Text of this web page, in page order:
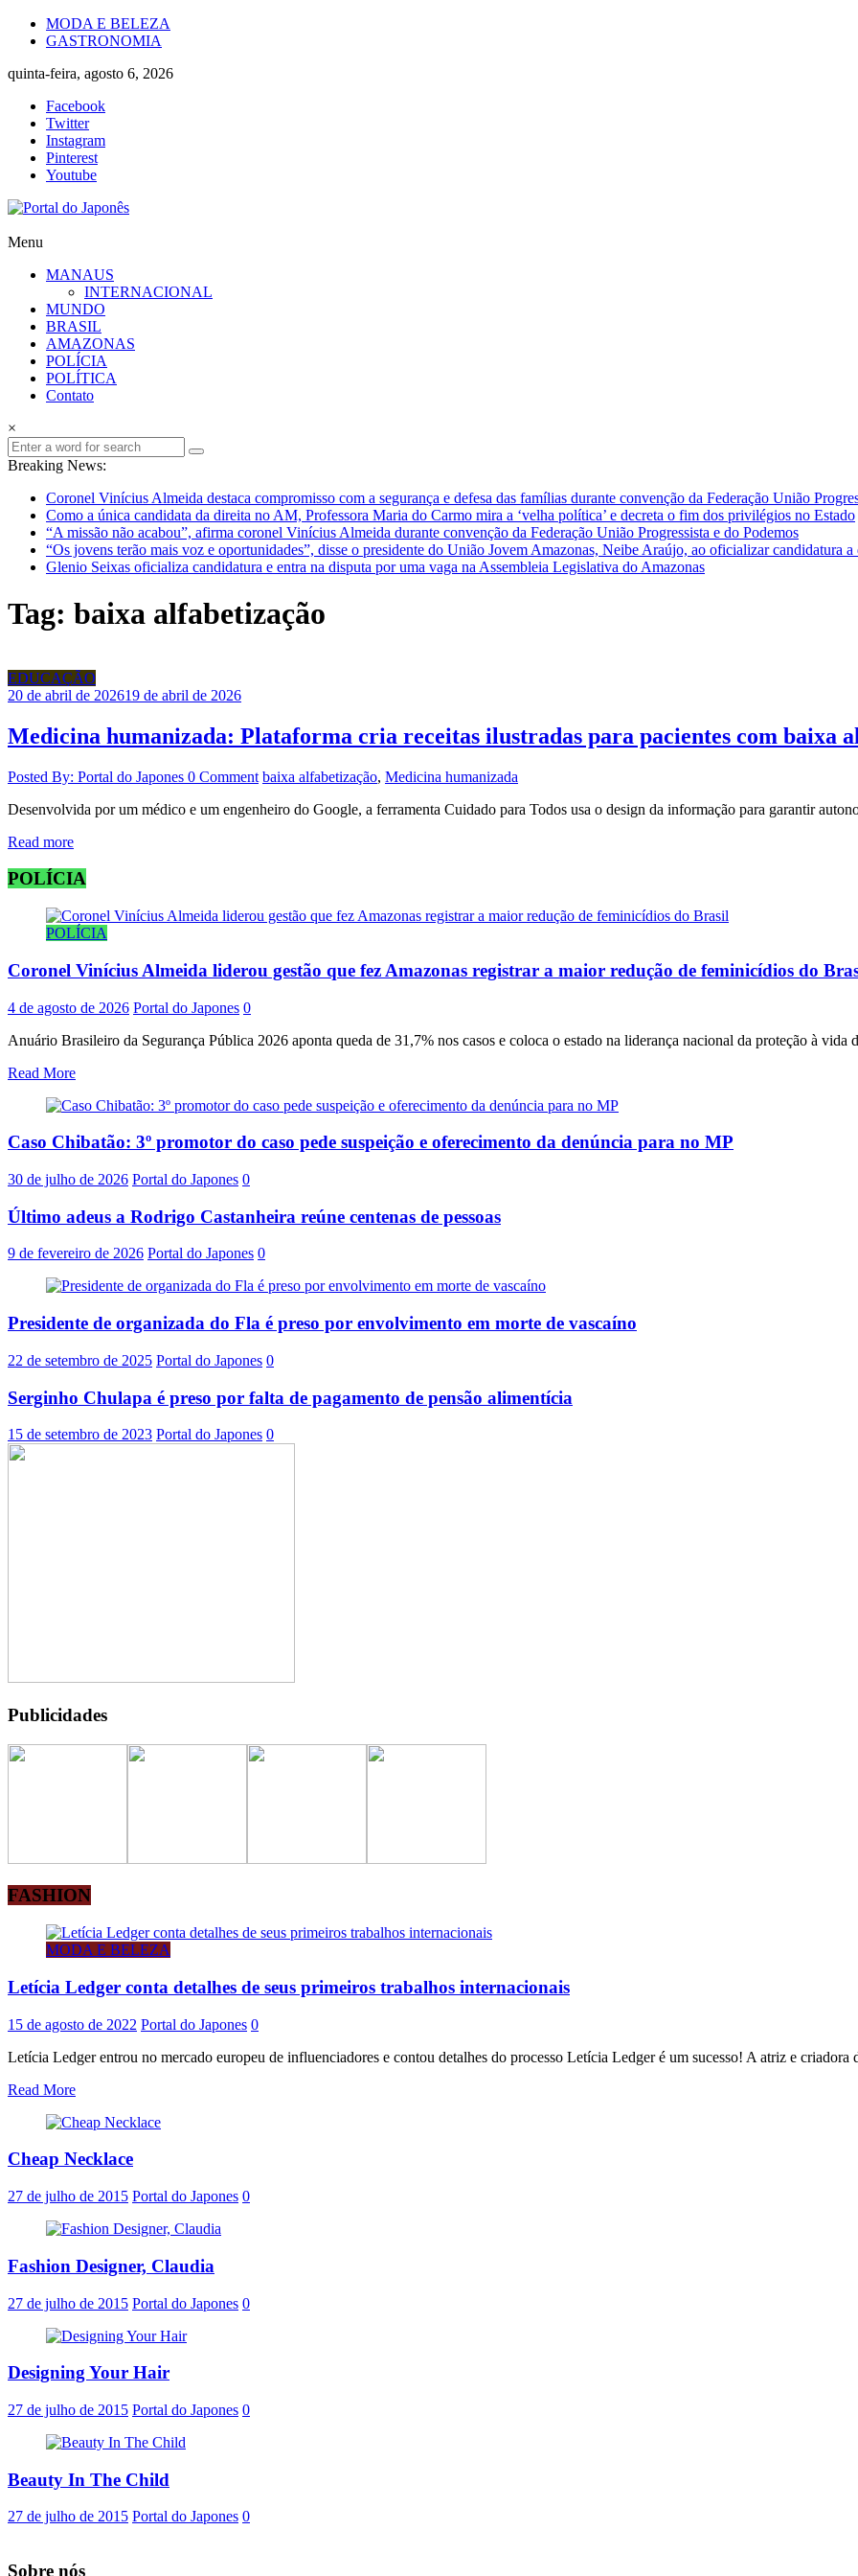
Skip
MODA E BELEZA
GASTRONOMIA
quinta-feira, agosto 6, 2026
Facebook
Twitter
Instagram
Pinterest
Youtube
Portal
Japonês
Japão
mais
perto
Menu
MANAUS
INTERNACIONAL
MUNDO
BRASIL
AMAZONAS
POLÍCIA
POLÍTICA
Contato
×
Breaking News:
Coronel Vinícius Almeida destaca compromisso com a segurança e defesa das famílias durante convenção da Federação União
Como a única candidata da direita no AM, Professora Maria do Carmo mira a ‘velha política’ e decreta o fim dos privilégios no Estado
“A missão não acabou”, afirma coronel Vinícius Almeida durante convenção da Federação União Progressista e do Podemos
“Os jovens terão mais voz e oportunidades”, disse o presidente do União Jovem Amazonas, Neibe Araújo, ao oficializar candidatura a
Glenio Seixas oficializa candidatura e entra na disputa por uma vaga na Assembleia Legislativa do Amazonas
Tag: baixa alfabetização
EDUCAÇÃO
20 de abril de 202619 de abril de 2026
Medicina humanizada: Plataforma cria receitas ilustradas para pacientes com baixa
Posted By: Portal do Japones 0 Comment baixa alfabetização, Medicina humanizada
Desenvolvida por um médico e um engenheiro do Google, a ferramenta Cuidado para Todos usa o design da informação para garantir
Read more
POLÍCIA
POLÍCIA
Coronel Vinícius Almeida liderou gestão que fez Amazonas registrar a maior redução de feminicídios do
4 de agosto de 2026 Portal do Japones 0
Anuário Brasileiro da Segurança Pública 2026 aponta queda de 31,7% nos casos e coloca o estado na liderança nacional da proteção à vida
Read More
Caso Chibatão: 3º promotor do caso pede suspeição e oferecimento da denúncia para no MP
30 de julho de 2026 Portal do Japones 0
Último adeus a Rodrigo Castanheira reúne centenas de pessoas
9 de fevereiro de 2026 Portal do Japones 0
Presidente de organizada do Fla é preso por envolvimento em morte de vascaíno
22 de setembro de 2025 Portal do Japones 0
Serginho Chulapa é preso por falta de pagamento de pensão alimentícia
15 de setembro de 2023 Portal do Japones 0
Publicidades
FASHION
MODA E BELEZA
Letícia Ledger conta detalhes de seus primeiros trabalhos internacionais
15 de agosto de 2022 Portal do Japones 0
Letícia Ledger entrou no mercado europeu de influenciadores e contou detalhes do processo Letícia Ledger é um sucesso! A atriz e criadora
Read More
Cheap Necklace
27 de julho de 2015 Portal do Japones 0
Fashion Designer, Claudia
27 de julho de 2015 Portal do Japones 0
Designing Your Hair
27 de julho de 2015 Portal do Japones 0
Beauty In The Child
27 de julho de 2015 Portal do Japones 0
Sobre nós